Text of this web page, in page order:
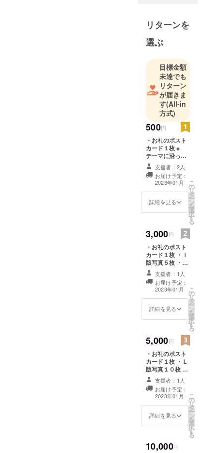
トリートス
ナップの撮
影を行って
ラマン、レ
ギュラーモ
デル等で構
成するチー
ムです。
2023年に設
立10周年を
迎え、活動
の幅を広げ
るべく、コ
ラボでのプ
ロジェクト
に力を入れ
ていくこと
にしまし
リターンを
選ぶ
目標金額
未達でも
リターン
が届きま
す(All-in
方式)
500円
・お礼のポスト
カード１枚 ※
テーマに沿って
撮影した写真の
ポストカードで
す。
支援者：2人
お届け予定：
2023年01月
詳細を見る
こ
の
リ
タ
ー
ン
を
選
択
す
る
3,000円
・お礼のポスト
カード１枚 ・ｌ
版写真５枚 ・完
成したミニフォ
トブック（文庫
サイズで写真30
枚以上掲載）１
冊 ※いずれも
テーマに沿って
支援者：1人
お届け予定：
2023年01月
詳細を見る
こ
の
リ
タ
ー
ン
を
選
択
す
る
5,000円
・お礼のポスト
カード１枚 ・Ｌ
版写真１０枚 ・
完成した写真集
（A5サイズで写
真70枚以上掲
載）１冊 ※いず
れもテーマに
沿って撮影した
支援者：1人
お届け予定：
2023年01月
詳細を見る
こ
の
リ
タ
ー
ン
を
選
択
す
る
10,000円